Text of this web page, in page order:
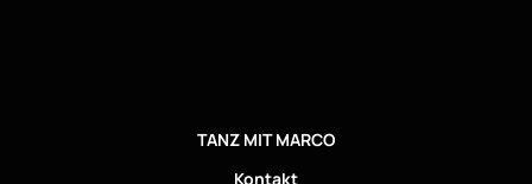
TANZ MIT MARCO
Kontakt